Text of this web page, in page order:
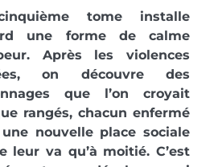
tome installe
une forme de calme
Après les violences
on découvre des
que l’on croyait
rangés, chacun enfermé
nouvelle place sociale
leur va qu’à moitié. C’est